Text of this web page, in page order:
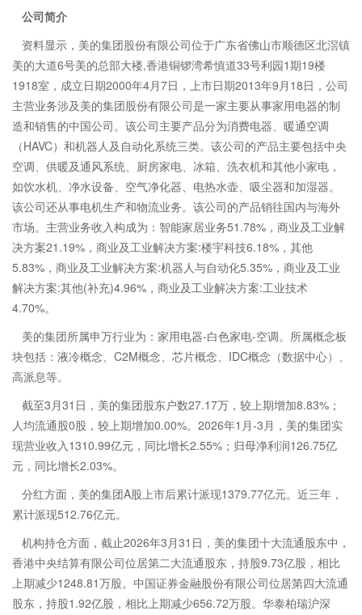
公司简介
资料显示，美的集团股份有限公司位于广东省佛山市顺德区北滘镇
美的大道6号美的总部大楼,香港铜锣湾希慎道33号利园1期19楼
1918室，成立日期2000年4月7日，上市日期2013年9月18日，公司
主营业务涉及美的集团股份有限公司是一家主要从事家用电器的制
造和销售的中国公司。该公司主要产品分为消费电器、暖通空调
（HAVC）和机器人及自动化系统三类。该公司的产品主要包括中央
空调、供暖及通风系统、厨房家电、冰箱、洗衣机和其他小家电，
如饮水机、净水设备、空气净化器、电热水壶、吸尘器和加湿器。
该公司还从事电机生产和物流业务。该公司的产品销往国内与海外
市场。主营业务收入构成为：智能家居业务51.78%，商业及工业解
决方案21.19%，商业及工业解决方案:楼宇科技6.18%，其他
5.83%，商业及工业解决方案:机器人与自动化5.35%，商业及工业
解决方案:其他(补充)4.96%，商业及工业解决方案:工业技术
4.70%。
美的集团所属申万行业为：家用电器-白色家电-空调。所属概念板
块包括：液冷概念、C2M概念、芯片概念、IDC概念（数据中心）、
高派息等。
截至3月31日，美的集团股东户数27.17万，较上期增加8.83%；
人均流通股0股，较上期增加0.00%。2026年1月-3月，美的集团实
现营业收入1310.99亿元，同比增长2.55%；归母净利润126.75亿
元，同比增长2.03%。
分红方面，美的集团A股上市后累计派现1379.77亿元。近三年，
累计派现512.76亿元。
机构持仓方面，截止2026年3月31日，美的集团十大流通股东中，
香港中央结算有限公司位居第二大流通股东，持股9.73亿股，相比
上期减少1248.81万股。中国证券金融股份有限公司位居第四大流通
股东，持股1.92亿股，相比上期减少656.72万股。华泰柏瑞沪深